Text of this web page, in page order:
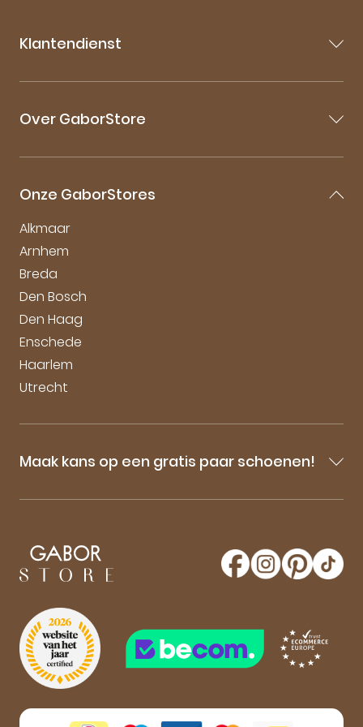
Onze GaborStores
Alkmaar
Arnhem
Breda
Den Bosch
Den Haag
Enschede
Haarlem
Utrecht
Klantendienst
Contact
Bestellen & Bezorgen
Garantie & Klachten
Over GaborStore
Over Gabor
Onderhoudstips
Duurzaamheid bij Gabor
Maak kans op een gratis paar schoenen!
Blijf op de hoogte van onze sale-aankondigingen,
maak kans op een gratis paar Gabor schoenen!
Aanmelden